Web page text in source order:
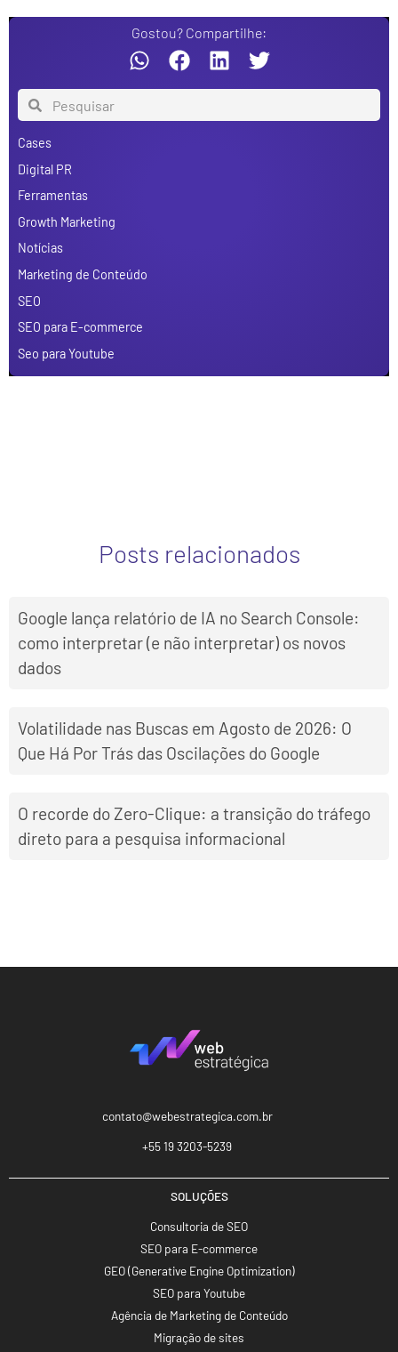
Gostou? Compartilhe:
Cases
Digital PR
Ferramentas
Growth Marketing
Notícias
Marketing de Conteúdo
SEO
SEO para E-commerce
Seo para Youtube
Posts relacionados
Google lança relatório de IA no Search Console:
como interpretar (e não interpretar) os novos
dados
Volatilidade nas Buscas em Agosto de 2026: O
Que Há Por Trás das Oscilações do Google
O recorde do Zero-Clique: a transição do tráfego
direto para a pesquisa informacional
contato@webestrategica.com.br
+55 19 3203-5239
SOLUÇÕES
Consultoria de SEO
SEO para E-commerce
GEO (Generative Engine Optimization)
SEO para Youtube
Agência de Marketing de Conteúdo
Migração de sites